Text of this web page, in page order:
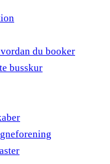
du booker
busskur